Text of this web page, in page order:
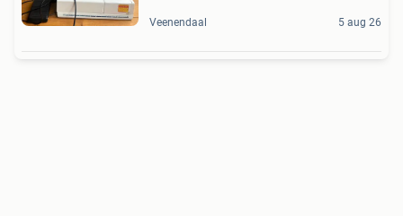
Veenendaal 5 aug 26